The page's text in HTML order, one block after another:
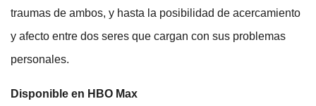
traumas de ambos, y hasta la posibilidad de acercamiento
y afecto entre dos seres que cargan con sus problemas
personales.
Disponible en HBO Max